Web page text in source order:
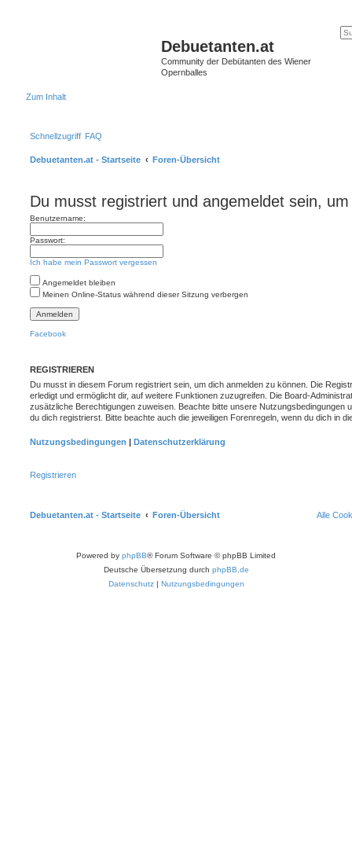
Debuetanten.at
Community der Debütanten des Wiener
Opernballes
Zum Inhalt
Schnellzugriff FAQ
Debuetanten.at - Startseite Foren-Übersicht
Du musst registriert und angemeldet sein,
Benutzername:
Passwort:
Ich habe mein Passwort vergessen
Angemeldet bleiben
Meinen Online-Status während dieser Sitzung verbergen
Facebook
REGISTRIEREN
Du musst in diesem Forum registriert sein, um dich anmelden zu können. Die
erledigt und ermöglicht dir, auf weitere Funktionen zuzugreifen. Die Board-
zusätzliche Berechtigungen zuweisen. Beachte bitte unsere Nutzungsbedingungen
du dich registrierst. Bitte beachte auch die jeweiligen Forenregeln, wenn du dich in
Nutzungsbedingungen | Datenschutzerklärung
Registrieren
Debuetanten.at - Startseite Foren-Übersicht Alle
Powered by phpBB® Forum Software © phpBB Limited
Deutsche Übersetzung durch phpBB.de
Datenschutz | Nutzungsbedingungen